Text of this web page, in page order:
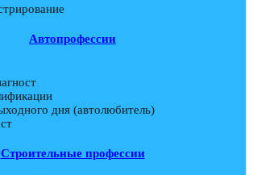
Автопрофессии
дня (автолюбитель)
Строительные профессии